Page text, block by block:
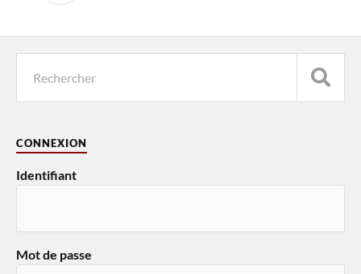
CONNEXION
Identifiant
Mot de passe